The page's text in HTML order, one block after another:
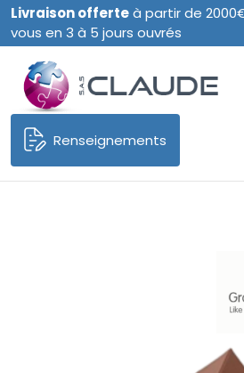
Livraison offerteà partir de
vous en 3 à 5 jours ouvrés
Renseignements